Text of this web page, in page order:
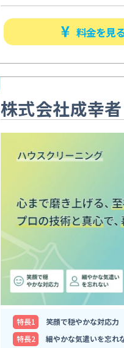
料金を見
株式会社成幸者
特⻑1
笑顔で穏やかな対応力
特⻑2
細やかな気遣いを忘れ